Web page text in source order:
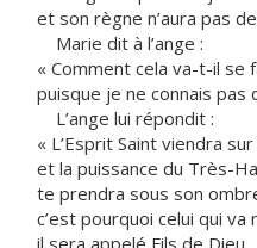
et son règne n’aura pas
Marie dit à l’ange :
« Comment cela va-t-il se
puisque je ne connais pas
L’ange lui répondit :
« L’Esprit Saint viendra
et la puissance du Très-
te prendra sous son
c’est pourquoi celui qui va
il sera appelé Fils de Dieu.